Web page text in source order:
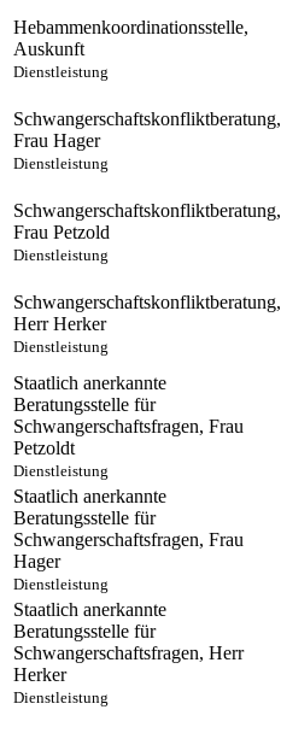
Hebammenkoordinationsstelle,
Auskunft
Dienstleistung
Schwangerschaftskonfliktberatung,
Frau Hager
Dienstleistung
Schwangerschaftskonfliktberatung,
Frau Petzold
Dienstleistung
Schwangerschaftskonfliktberatung,
Herr Herker
Dienstleistung
Staatlich anerkannte
Beratungsstelle für
Schwangerschaftsfragen, Frau
Petzoldt
Dienstleistung
Staatlich anerkannte
Beratungsstelle für
Schwangerschaftsfragen, Frau
Hager
Dienstleistung
Staatlich anerkannte
Beratungsstelle für
Schwangerschaftsfragen, Herr
Herker
Dienstleistung